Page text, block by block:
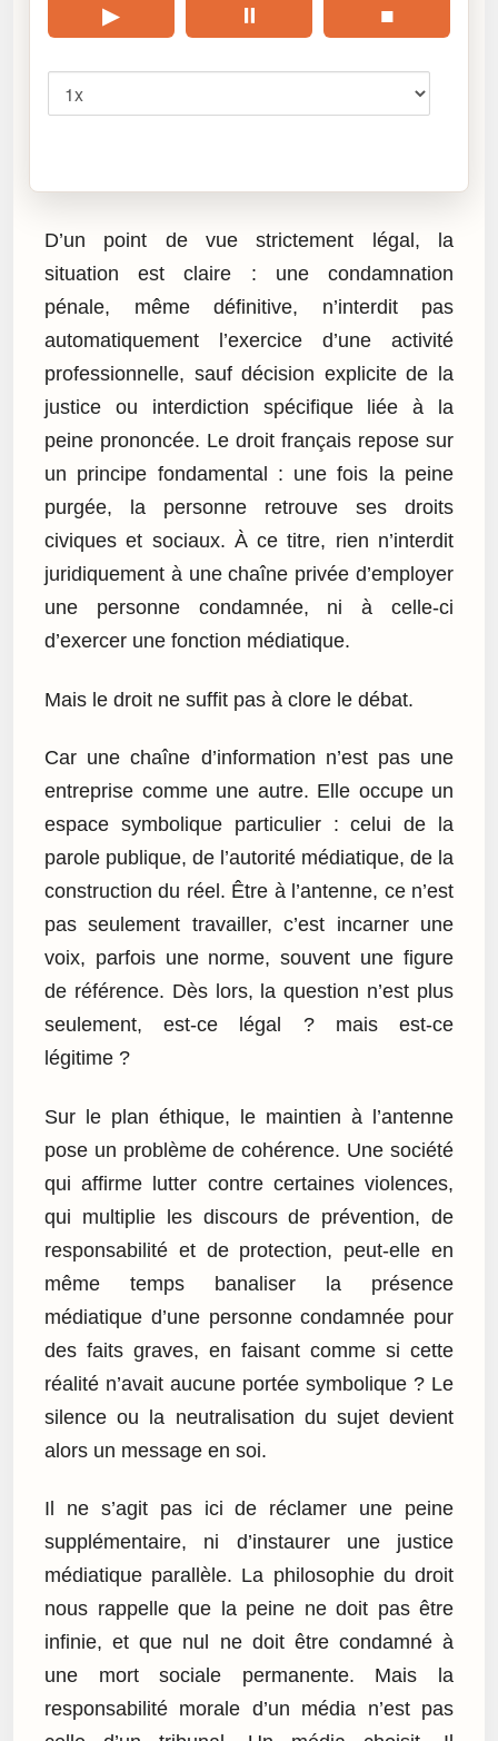
▶ ⏸ ■
D’un point de vue strictement légal, la
situation est claire : une condamnation
pénale, même définitive, n’interdit pas
automatiquement l’exercice d’une activité
professionnelle, sauf décision explicite de la
justice ou interdiction spécifique liée à la
peine prononcée. Le droit français repose sur
un principe fondamental : une fois la peine
purgée, la personne retrouve ses droits
civiques et sociaux. À ce titre, rien n’interdit
juridiquement à une chaîne privée d’employer
une personne condamnée, ni à celle-ci
d’exercer une fonction médiatique.
Mais le droit ne suffit pas à clore le débat.
Car une chaîne d’information n’est pas une
entreprise comme une autre. Elle occupe un
espace symbolique particulier : celui de la
parole publique, de l’autorité médiatique, de la
construction du réel. Être à l’antenne, ce n’est
pas seulement travailler, c’est incarner une
voix, parfois une norme, souvent une figure
de référence. Dès lors, la question n’est plus
seulement, est-ce légal ? mais est-ce
légitime ?
Sur le plan éthique, le maintien à l’antenne
pose un problème de cohérence. Une société
qui affirme lutter contre certaines violences,
qui multiplie les discours de prévention, de
responsabilité et de protection, peut-elle en
même temps banaliser la présence
médiatique d’une personne condamnée pour
des faits graves, en faisant comme si cette
réalité n’avait aucune portée symbolique ? Le
silence ou la neutralisation du sujet devient
alors un message en soi.
Il ne s’agit pas ici de réclamer une peine
supplémentaire, ni d’instaurer une justice
médiatique parallèle. La philosophie du droit
nous rappelle que la peine ne doit pas être
infinie, et que nul ne doit être condamné à
une mort sociale permanente. Mais la
responsabilité morale d’un média n’est pas